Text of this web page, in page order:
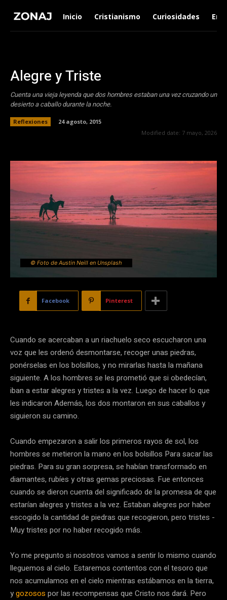
Inicio Cristianismo Curiosidades
Alegre y Triste
Cuenta una vieja leyenda que dos hombres estaban una vez cruzando un
desierto a caballo durante la noche.
Reflexiones
24 agosto, 2015
Modified date: 7 mayo, 2026
© Foto de Austin Neill en Unsplash
Facebook Pinterest
Cuando se acercaban a un riachuelo seco escucharon una
voz que les ordenó desmontarse, recoger unas piedras,
ponérselas en los bolsillos, y no mirarlas hasta la mañana
siguiente. A los hombres se les prometió que si obedecían,
iban a estar alegres y tristes a la vez. Luego de hacer lo que
les indicaron Además, los dos montaron en sus caballos y
siguieron su camino.
Cuando empezaron a salir los primeros rayos de sol, los
hombres se metieron la mano en los bolsillos Para sacar las
piedras. Para su gran sorpresa, se habían transformado en
diamantes, rubíes y otras gemas preciosas. Fue entonces
cuando se dieron cuenta del significado de la promesa de que
estarían alegres y tristes a la vez. Estaban alegres por haber
escogido la cantidad de piedras que recogieron, pero tristes -
Muy tristes por no haber recogido más.
Yo me pregunto si nosotros vamos a sentir lo mismo cuando
lleguemos al cielo. Estaremos contentos con el tesoro que
nos acumulamos en el cielo mientras estábamos en la tierra,
ygozosos por las recompensas que Cristo nos dará. Pero